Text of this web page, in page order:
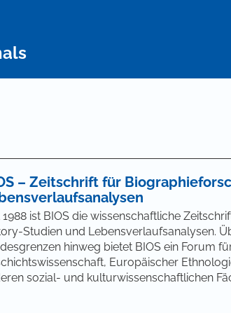
– Zeitschrift für
1988 ist BIOS die wissenschaftliche
Studien und Lebensverlaufsanalysen.
hinweg bietet BIOS ein Forum
Europäischer
sozial- und kulturwissenschaftlichen